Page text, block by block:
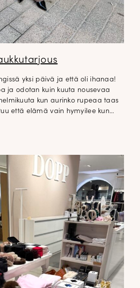
yksi päivä ja että oli ihanaa!
ja odotan kuin kuuta nousevaa
kun aurinko rupeaa taas
että elämä vain hymyilee kun…